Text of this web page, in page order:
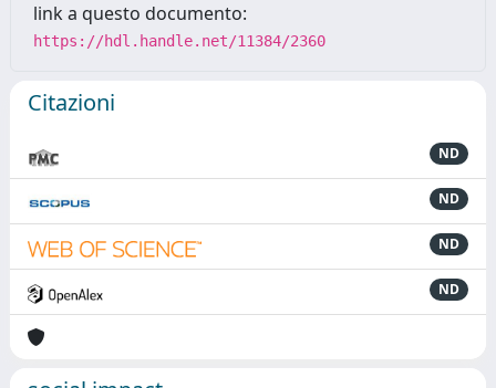
link a questo documento:
https://hdl.handle.net/11384/2360
Citazioni
ND
ND
ND
ND